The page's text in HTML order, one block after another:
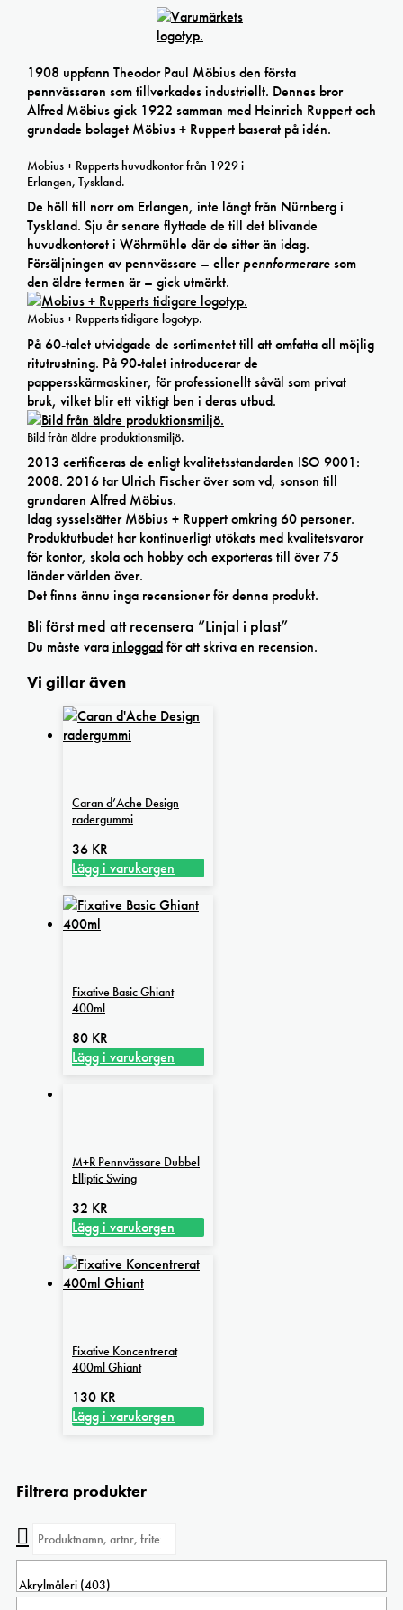
1908 uppfann Theodor Paul Möbius den första
pennvässaren som tillverkades industriellt. Dennes bror
Alfred Möbius gick 1922 samman med Heinrich Ruppert och
grundade bolaget Möbius + Ruppert baserat på idén.
Mobius + Rupperts huvudkontor från 1929 i
Erlangen, Tyskland.
De höll till norr om Erlangen, inte långt från Nürnberg i
Tyskland. Sju år senare flyttade de till det blivande
huvudkontoret i Wöhrmühle där de sitter än idag.
Försäljningen av pennvässare – ellerpennformeraresom
den äldre termen är – gick utmärkt.
Mobius + Rupperts tidigare logotyp.
På 60-talet utvidgade de sortimentet till att omfatta all möjlig
ritutrustning. På 90-talet introducerar de
pappersskärmaskiner, för professionellt såväl som privat
bruk, vilket blir ett viktigt ben i deras utbud.
Bild från äldre produktionsmiljö.
2013 certificeras de enligt kvalitetsstandarden ISO 9001:
2008. 2016 tar Ulrich Fischer över som vd, sonson till
grundaren Alfred Möbius.
Idag sysselsätter Möbius + Ruppert omkring 60 personer.
Produktutbudet har kontinuerligt utökats med kvalitetsvaror
för kontor, skola och hobby och exporteras till över 75
länder världen över.
Det finns ännu inga recensioner för denna produkt.
Bli först med att recensera ”Linjal i plast”
Du måste varainloggadför att skriva en recension.
Vi gillar även
Caran d’Ache Design
radergummi
36 KR
Lägg i varukorgen
Fixative Basic Ghiant
400ml
80 KR
Lägg i varukorgen
M+R Pennvässare Dubbel
Elliptic Swing
32 KR
Lägg i varukorgen
Fixative Koncentrerat
400ml Ghiant
130 KR
Lägg i varukorgen
Filtrera produkter